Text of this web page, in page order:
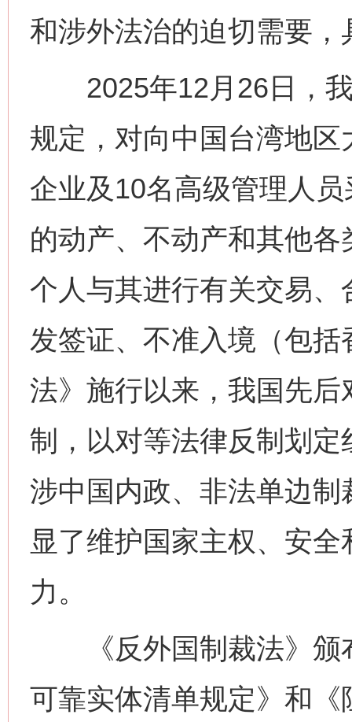
和涉外法治的迫切需要
2025年12月26日，我
规定，对向中国台湾地
企业及10名高级管理人
的动产、不动产和其他
个人与其进行有关交易
发签证、不准入境（包
法》施行以来，我国先
制，以对等法律反制划
涉中国内政、非法单边
显了维护国家主权、安
力。
《反外国制裁法》颁
可靠实体清单规定》和